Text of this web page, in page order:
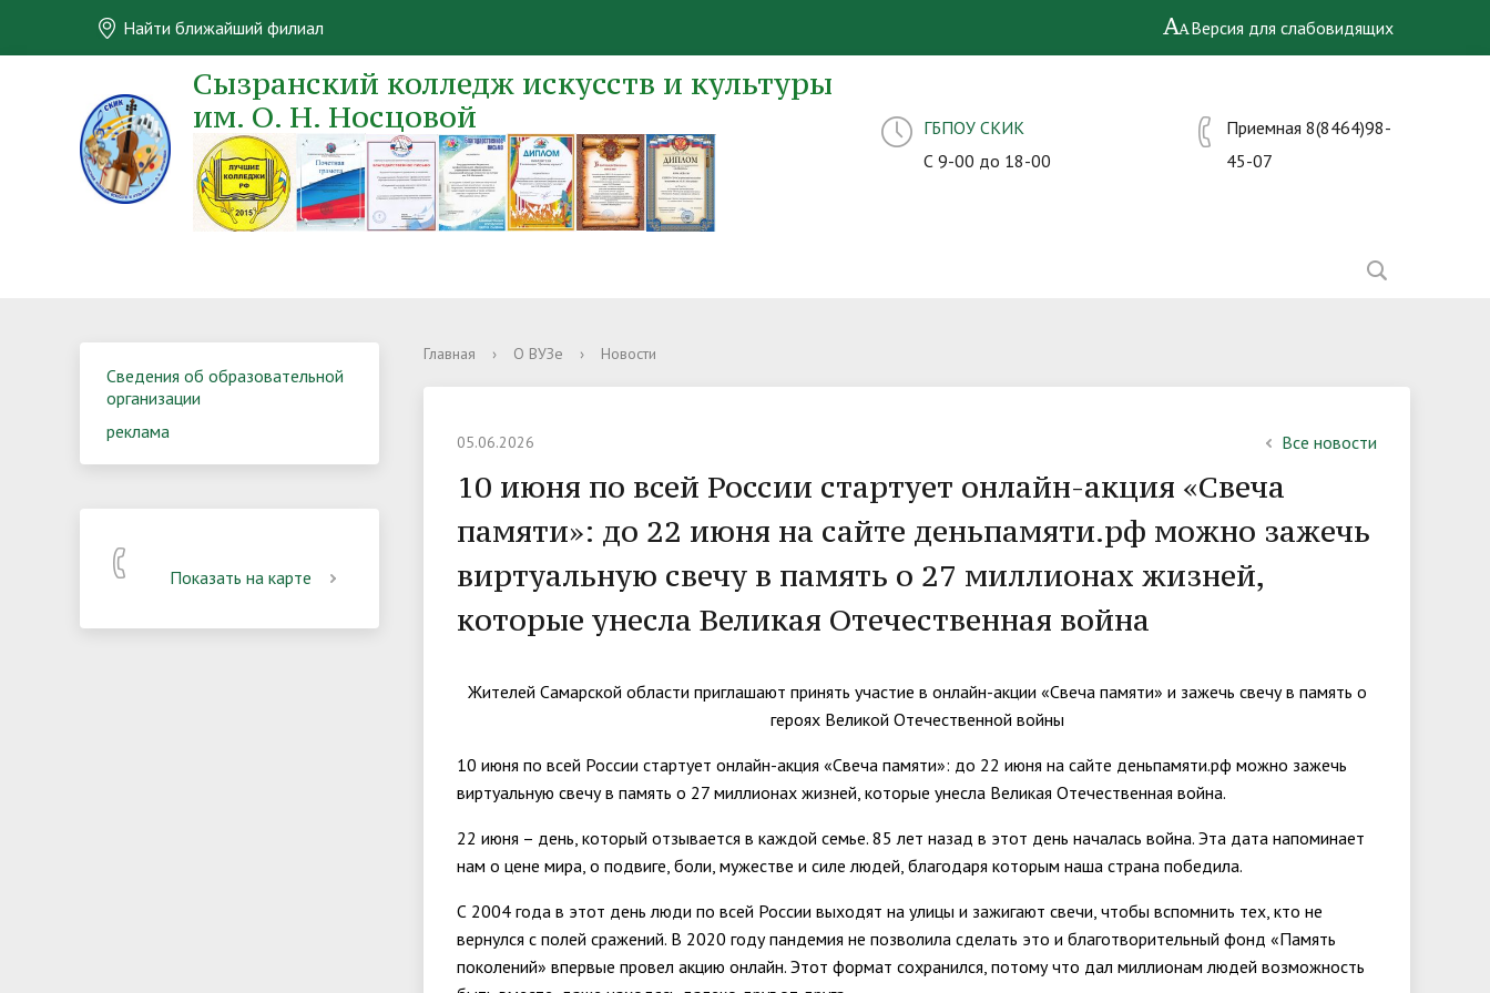
Найти ближайший филиал Версия для слабовидящих
Сызранский колледж искусств и культуры
им. О. Н. Носцовой
ГБПОУ СКИК
С 9-00 до 18-00
Приемная 8(8464)98-
45-07
Сведения об образовательной
организации
реклама
Показать на карте
Главная › О ВУЗе › Новости
05.06.2026 Все новости
10 июня по всей России стартует онлайн-акция «Свеча
памяти»: до 22 июня на сайте деньпамяти.рф можно зажечь
виртуальную свечу в память о 27 миллионах жизней,
которые унесла Великая Отечественная война
Жителей Самарской области приглашают принять участие в онлайн-акции «Свеча памяти» и зажечь свечу в память о
героях Великой Отечественной войны
10 июня по всей России стартует онлайн-акция «Свеча памяти»: до 22 июня на сайте деньпамяти.рф можно зажечь
виртуальную свечу в память о 27 миллионах жизней, которые унесла Великая Отечественная война.
22 июня – день, который отзывается в каждой семье. 85 лет назад в этот день началась война. Эта дата напоминает
нам о цене мира, о подвиге, боли, мужестве и силе людей, благодаря которым наша страна победила.
С 2004 года в этот день люди по всей России выходят на улицы и зажигают свечи, чтобы вспомнить тех, кто не
вернулся с полей сражений. В 2020 году пандемия не позволила сделать это и благотворительный фонд «Память
поколений» впервые провел акцию онлайн. Этот формат сохранился, потому что дал миллионам людей возможность